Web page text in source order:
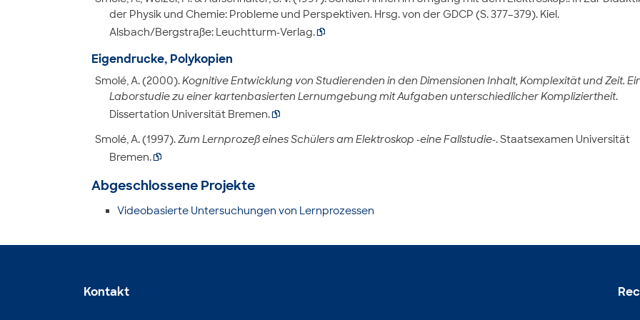
der Physik und Chemie: Probleme und Perspektiven. Hrsg. von der GDCP (S. 377–379). Kiel.
Alsbach/Bergstraße: Leuchtturm-Verlag.
Eigendrucke, Polykopien
Smolé, A. (2000).Kognitive Entwicklung von Studierenden in den Dimensionen Inhalt, Komplexität und Zeit.
Laborstudie zu einer kartenbasierten Lernumgebung mit Aufgaben unterschiedlicher Kompliziertheit.
Dissertation Universität Bremen.
Smolé, A. (1997).Zum Lernprozeß eines Schülers am Elektroskop -eine Fallstudie-. Staatsexamen Universität
Bremen.
Abgeschlossene Projekte
Videobasierte Untersuchungen von Lernprozessen
Kontakt